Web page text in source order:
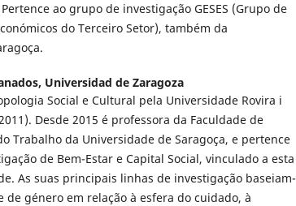
ao grupo de investigação GESES (Grupo de
do Terceiro Setor), também da
Universidad de Zaragoza
Social e Cultural pela Universidade Rovira i
Desde 2015 é professora da Faculdade de
Trabalho da Universidade de Saragoça, e pertence
de Bem-Estar e Capital Social, vinculado a esta
As suas principais linhas de investigação baseiam-
de género em relação à esfera do cuidado, à